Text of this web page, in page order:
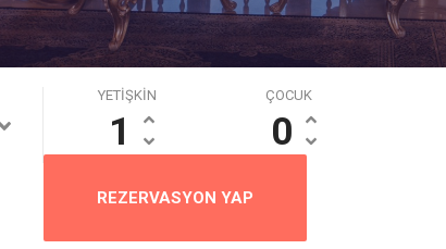
YETİŞKİN ÇOCUK
REZERVASYON YAP